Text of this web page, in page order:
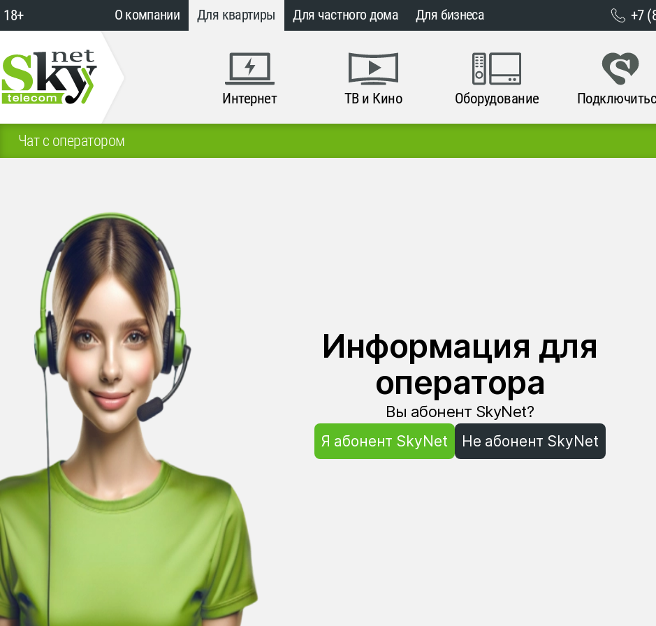
18+ О компании Для квартиры Для частного дома Для бизнеса +7
Интернет ТВ и Кино Оборудование
Чат с оператором
Информация для
оператора
Вы абонент SkyNet?
Я абонент SkyNet Не абонент SkyNet